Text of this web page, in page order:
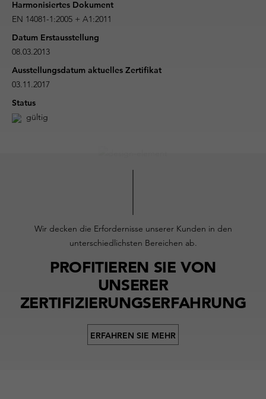
Harmonisiertes Dokument
EN 14081-1:2005 + A1:2011
Datum Erstausstellung
08.03.2013
Ausstellungsdatum aktuelles Zertifikat
03.11.2017
Status
gültig
Wir decken die Erfordernisse unserer Kunden in den
unterschiedlichsten Bereichen ab.
PROFITIEREN SIE VON
UNSERER
ZERTIFIZIERUNGSERFAHRUNG
ERFAHREN SIE MEHR